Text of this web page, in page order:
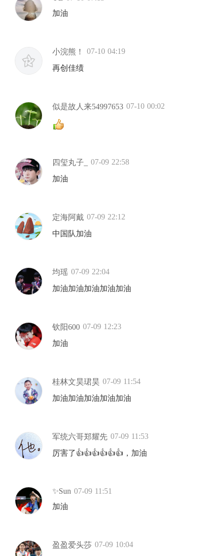
加油
小浣熊！
07-10 04:19
再创佳绩
似是故人来54997653 07-10 00:02
四玺丸子_
07-09 22:58
加油
定海阿戴 07-09 22:12
中国队加油
均瑶 07-09 22:04
加油加油加油加油加油
钦阳600 07-09 12:23
加油
桂林文昊珺昊 07-09 11:54
加油加油加油加油加油
军统六哥郑耀先 07-09 11:53
厉害了👍👍👍👍👍👍，加油
✨Sun 07-09 11:51
加油
盈盈爱头莎 07-09 10:04